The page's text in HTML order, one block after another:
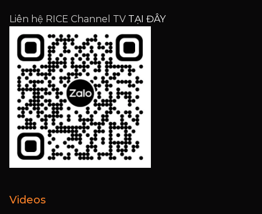
Liên hệ RICE Channel TV TẠI ĐÂY
Videos